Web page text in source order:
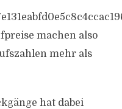
machen also
mehr als
hat dabei